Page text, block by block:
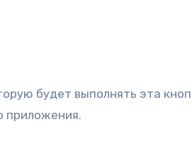
будет выполнять эта
приложения.